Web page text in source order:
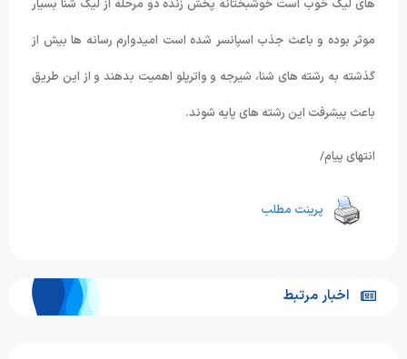
های لیگ خوب است خوشبختانه پخش زنده دو مرحله از لیگ شنا بسیار
موثر بوده و باعث جذب اسپانسر شده است امیدوارم رسانه ها بیش از
گذشته به رشته های شنا، شیرجه و واترپلو اهمیت بدهند و از این طریق
باعث پیشرفت این رشته های پایه شوند.
انتهای پیام/
پرینت مطلب
اخبار مرتبط